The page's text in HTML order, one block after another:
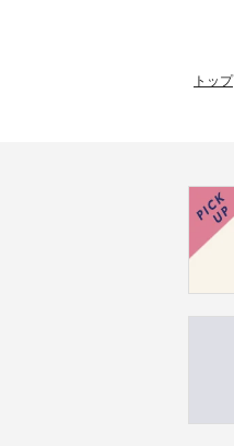
トップ